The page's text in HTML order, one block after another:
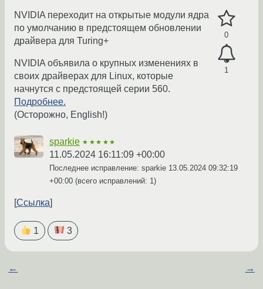
0
1
NVIDIA переходит на открытые модули ядра
по умолчанию в предстоящем обновлении
драйвера для Turing+
NVIDIA объявила о крупных изменениях в
своих драйверах для Linux, которые
начнутся с предстоящей серии 560.
Подробнее.
(Осторожно, English!)
sparkie ★★★★★
11.05.2024 16:11:09 +00:00
Последнее исправление: sparkie 13.05.2024 09:32:19
+00:00 (всего исправлений: 1)
Ссылка
1 3
← →